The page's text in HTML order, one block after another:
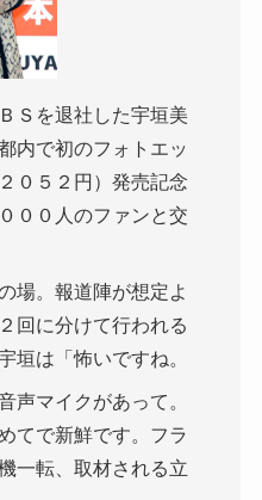
Ｓを退社した宇垣美
内で初のフォトエッ
０５２円）発売記念
００人のファンと交
場。報道陣が想定よ
回に分けて行われる
垣は「怖いですね。
声マイクがあって。
てで新鮮です。フラ
一転、取材される立